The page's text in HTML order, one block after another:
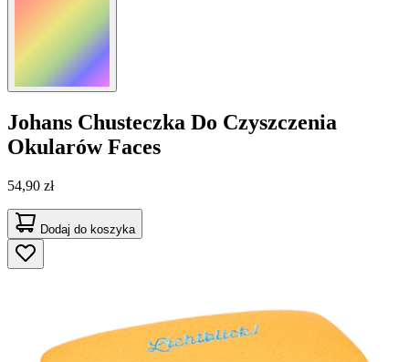
Johans Chusteczka Do Czyszczenia
Okularów Faces
54,90 zł
Dodaj do koszyka